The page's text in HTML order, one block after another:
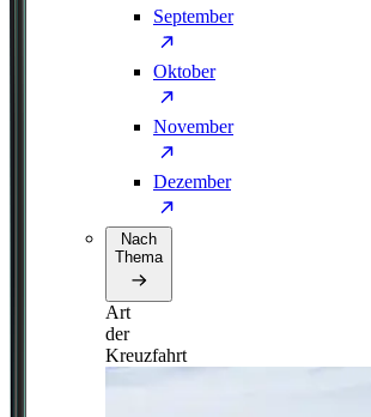
September
Oktober
November
Dezember
Nach
Thema
Art
der
Kreuzfahrt